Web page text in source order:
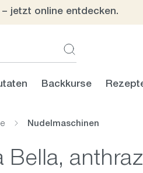
jetzt online entdecken.
Backkurse
Nudelmaschinen
Bella,